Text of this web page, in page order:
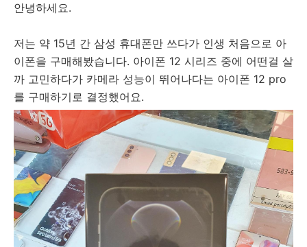
안녕하세요.
저는 약 15년 간 삼성 휴대폰만 쓰다가 인생 처음으로 아
이폰을 구매해봤습니다. 아이폰 12 시리즈 중에 어떤걸 살
까 고민하다가 카메라 성능이 뛰어나다는 아이폰 12 pro
를 구매하기로 결정했어요.